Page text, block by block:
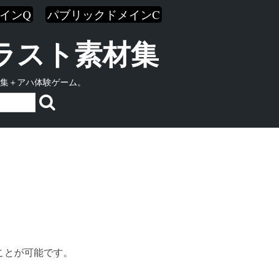
ンQ パブリックドメインC
スト素材集
＋アハ体験ゲーム。
が可能です。